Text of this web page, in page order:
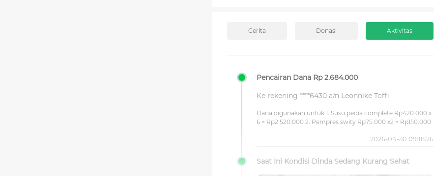
Cerita Donasi Aktivitas
Pencairan Dana Rp 2.684.000
Ke rekening ****6430 a/n Leonnike Toffi
Dana digunakan untuk 1. Susu pedia complete Rp420.000 x
6 = Rp2.520.000 2. Pempres swity Rp75.000 x2 = Rp150.000
2026-04-30 09:18:26
Saat Ini Kondisi Dinda Sedang Kurang Sehat